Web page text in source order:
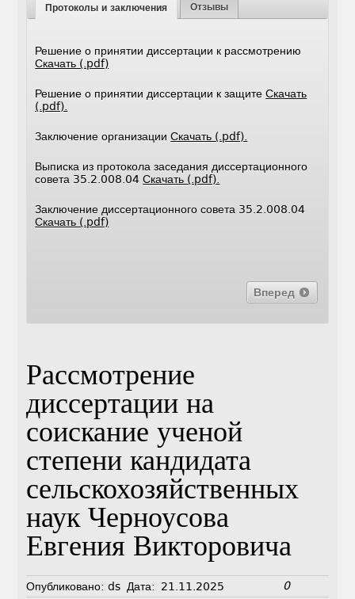
Протоколы и заключения Отзывы
Решение о принятии диссертации к рассмотрению
Скачать (.pdf)
Решение о принятии диссертации к защитеСкачать
(.pdf).
Заключение организацииСкачать (.pdf).
Выписка из протокола заседания диссертационного
совета 35.2.008.04Скачать (.pdf).
Заключение диссертационного совета 35.2.008.04
Скачать (.pdf)
Вперед
Рассмотрение
диссертации на
соискание ученой
степени кандидата
сельскохозяйственных
наук Черноусова
Евгения Викторовича
Опубликовано: ds Дата: 21.11.2025 0